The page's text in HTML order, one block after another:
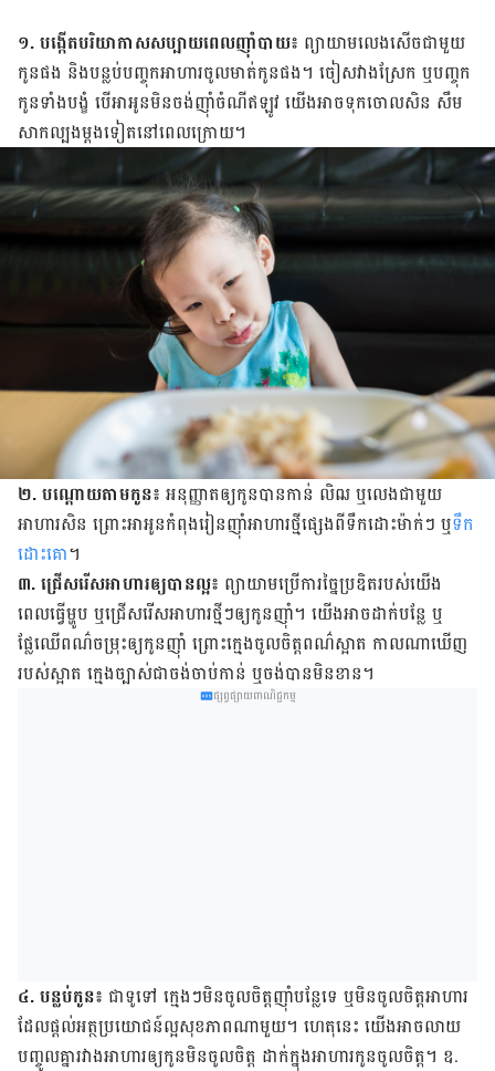
១. បង្កើត​បរិយាកាស​សប្បាយ​ពេល​ញ៉ាំ​បាយ៖ ព្យាយាម​លេង​សើច​ជាមួយ​
កូន​ផង និង​បន្លប់​បញ្ចុក​អាហារ​ចូល​មាត់​កូន​ផង។ ចៀសវាង​ស្រែក ឬ​បញ្ចុក​
កូន​ទាំង​បង្ខំ បើ​អា​អូន​មិន​ចង់​ញ៉ាំ​ចំណី​ឥឡូវ យើង​អាច​ទុក​ចោល​សិន សឹម​
សាក​ល្បង​ម្ដង​ទៀត​នៅ​ពេល​ក្រោយ។
២. បណ្ដោយ​តាម​កូន៖ អនុញ្ញាត​ឲ្យ​កូន​បាន​កាន់ លិឍ ឬ​លេង​ជាមួយ​
អាហារ​សិន​ ព្រោះ​អា​អូន​កំពុង​រៀន​ញ៉ាំ​អាហារ​ថ្មី​ផ្សេង​ពី​ទឹក​ដោះ​ម៉ាក់ៗ ឬ​ទឹក​
ដោះ​គោ។
៣. ជ្រើស​រើស​អាហារ​ឲ្យ​បាន​ល្អ៖ ព្យាយាម​ប្រើ​ការ​ច្នៃប្រឌិត​របស់​យើង
ពេល​ធ្វើ​ម្ហូប ឬ​ជ្រើស​រើស​អាហារ​ថ្មី​ៗ​ឲ្យ​កូន​ញ៉ាំ។ យើង​អាច​ដាក់​បន្លែ ឬ​
ផ្លែឈើ​ពណ៌​ចម្រុះ​ឲ្យ​កូន​ញ៉ាំ ព្រោះ​ក្មេង​ចូល​ចិត្ត​ពណ៌​ស្អាត កាល​ណា​ឃើញ​
របស់​ស្អាត ក្មេង​ច្បាស់​ជា​ចង់​ចាប់​កាន់ ឬ​ចង់​បាន​មិន​ខាន។
ផ្សព្វផ្សាយពាណិជ្ជកម្ម
៤. បន្លប់​កូន៖ ជា​ទូទៅ ក្មេង​ៗ​មិន​ចូល​ចិត្ត​ញ៉ាំ​បន្លែ​ទេ ឬ​​មិន​ចូលចិត្ត​អាហារ​
ដែល​ផ្ដល់​អត្ថប្រយោជន៍​ល្អ​សុខភាព​ណា​មួយ។ ហេតុ​នេះ យើង​អាច​លាយ​
បញ្ចូល​គ្នា​រវាង​អាហារ​ឲ្យ​កូន​មិន​ចូល​ចិត្ត ដាក់​ក្នុង​អាហារ​កូន​ចូលចិត្ត។ ឧ.